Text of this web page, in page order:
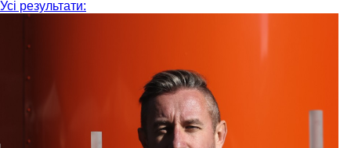
Усі результати: